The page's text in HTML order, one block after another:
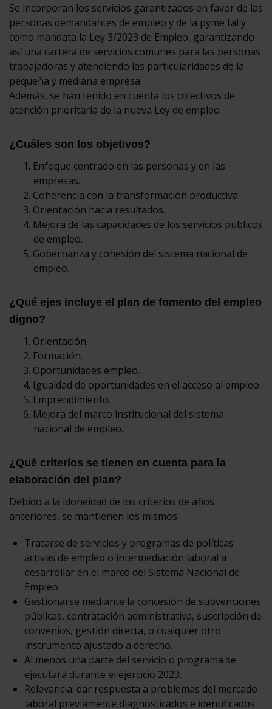
Se incorporan los servicios garantizados en favor de las
personas demandantes de empleo y de la pyme tal y
como mandata la Ley 3/2023 de Empleo, garantizando
así una cartera de servicios comunes para las personas
trabajadoras y atendiendo las particularidades de la
pequeña y mediana empresa.
Además, se han tenido en cuenta los colectivos de
atención prioritaria de la nueva Ley de empleo
¿Cuáles son los objetivos?
Enfoque centrado en las personas y en las
empresas.
Coherencia con la transformación productiva.
Orientación hacia resultados.
Mejora de las capacidades de los servicios públicos
de empleo.
Gobernanza y cohesión del sistema nacional de
empleo.
¿Qué ejes incluye el plan de fomento del empleo
digno?
Orientación.
Formación.
Oportunidades empleo.
Igualdad de oportunidades en el acceso al empleo.
Emprendimiento.
Mejora del marco institucional del sistema
nacional de empleo.
¿Qué criterios se tienen en cuenta para la
elaboración del plan?
Debido a la idoneidad de los criterios de años
anteriores, se mantienen los mismos:
Tratarse de servicios y programas de políticas
activas de empleo o intermediación laboral a
desarrollar en el marco del Sistema Nacional de
Empleo.
Gestionarse mediante la concesión de subvenciones
públicas, contratación administrativa, suscripción de
convenios, gestión directa, o cualquier otro
instrumento ajustado a derecho.
Al menos una parte del servicio o programa se
ejecutará durante el ejercicio 2023.
Relevancia: dar respuesta a problemas del mercado
laboral previamente diagnosticados e identificados